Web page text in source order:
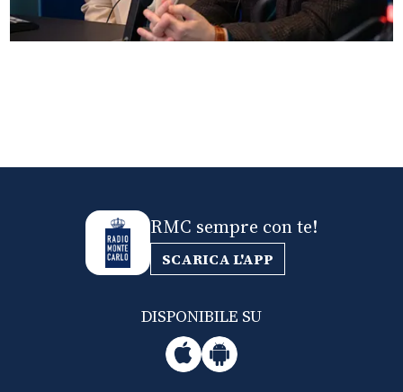
RMC sempre con te!
SCARICA L'APP
DISPONIBILE SU